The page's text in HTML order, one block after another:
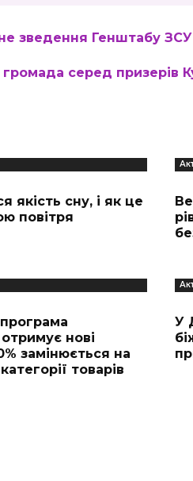
зведення Генштабу
серед призерів
якість сну, і як це
повітря
нові
замінюється на
товарів
У